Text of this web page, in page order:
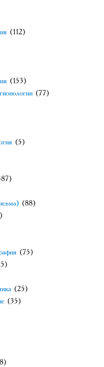
(112)
(153)
(77)
(5)
(88)
(75)
(25)
(35)